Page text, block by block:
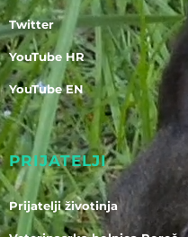
Twitter
YouTube HR
YouTube EN
PRIJATELJI
Prijatelji životinja